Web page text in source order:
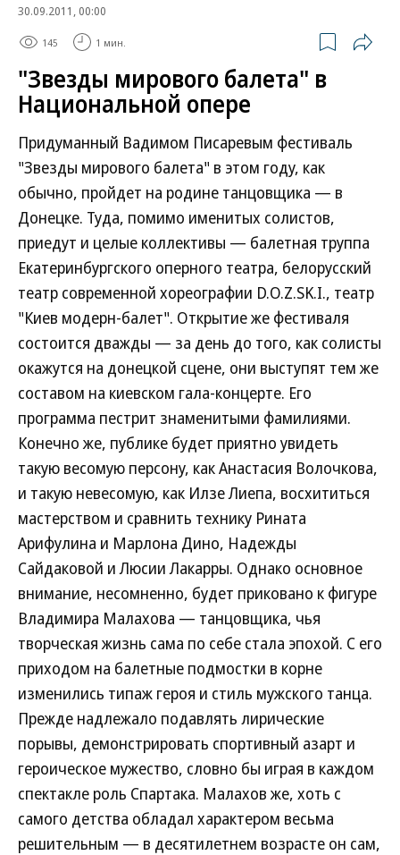
30.09.2011, 00:00
145 1 мин.
"Звезды мирового балета" в
Национальной опере
Придуманный Вадимом Писаревым фестиваль
"Звезды мирового балета" в этом году, как
обычно, пройдет на родине танцовщика — в
Донецке. Туда, помимо именитых солистов,
приедут и целые коллективы — балетная труппа
Екатеринбургского оперного театра, белорусский
театр современной хореографии D.О.Z.SK.I., театр
"Киев модерн-балет". Открытие же фестиваля
состоится дважды — за день до того, как солисты
окажутся на донецкой сцене, они выступят тем же
составом на киевском гала-концерте. Его
программа пестрит знаменитыми фамилиями.
Конечно же, публике будет приятно увидеть
такую весомую персону, как Анастасия Волочкова,
и такую невесомую, как Илзе Лиепа, восхититься
мастерством и сравнить технику Рината
Арифулина и Марлона Дино, Надежды
Сайдаковой и Люсии Лакарры. Однако основное
внимание, несомненно, будет приковано к фигуре
Владимира Малахова — танцовщика, чья
творческая жизнь сама по себе стала эпохой. С его
приходом на балетные подмостки в корне
изменились типаж героя и стиль мужского танца.
Прежде надлежало подавлять лирические
порывы, демонстрировать спортивный азарт и
героическое мужество, словно бы играя в каждом
спектакле роль Спартака. Малахов же, хоть с
самого детства обладал характером весьма
решительным — в десятилетнем возрасте он сам,